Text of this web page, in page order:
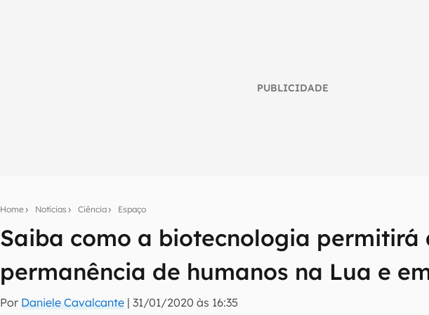
PUBLICIDADE
Home Notícias Ciência Espaço
Saiba como a biotecnologia permitirá
permanência de humanos na Lua e
Por Daniele Cavalcante |31/01/2020 às 16:35
Seu resumo inteligente do mundo tech!
Assine a newsletter do Canaltech e receba notícias e reviews sobre tecnologia